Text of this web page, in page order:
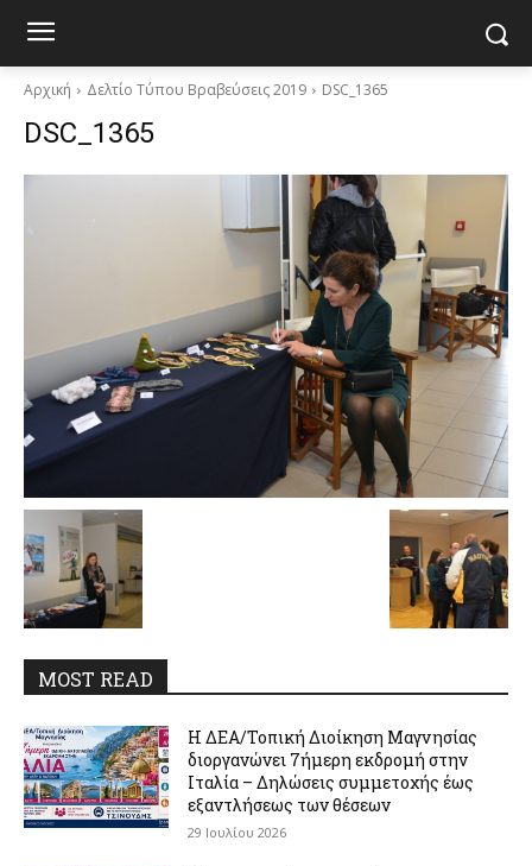
Αρχική Δελτίο Τύπου Βραβεύσεις 2019 DSC_1365
DSC_1365
MOST READ
Η ΔΕΑ/Τοπική Διοίκηση Μαγνησίας
διοργανώνει 7ήμερη εκδρομή στην
Ιταλία – Δηλώσεις συμμετοχής έως
εξαντλήσεως των θέσεων
29 Ιουλίου 2026